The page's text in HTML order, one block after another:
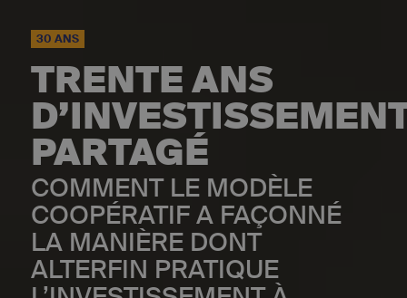
30 ANS
TRENTE ANS
PARTAGÉ
COMMENT LE MODÈLE
COOPÉRATIF A FAÇONNÉ
LA MANIÈRE DONT
ALTERFIN PRATIQUE